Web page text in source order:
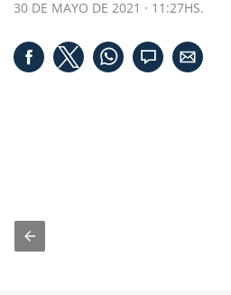
30 DE MAYO DE 2021 · 11:27HS.